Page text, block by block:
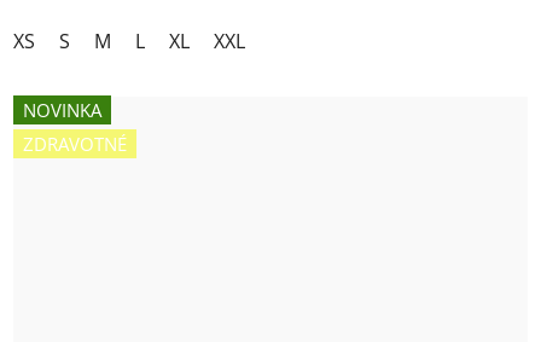
XS S M L XL XXL
NOVINKA
ZDRAVOTNÉ